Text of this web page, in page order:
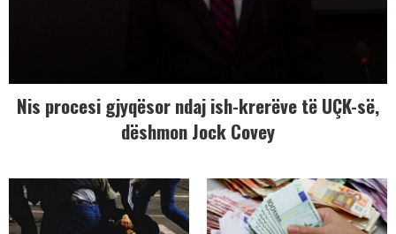
Nis procesi gjyqësor ndaj ish-krerëve të UÇK-së,
dëshmon Jock Covey